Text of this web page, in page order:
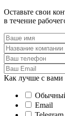
Оставьте свои
в течение
Как лучше с вами
Email